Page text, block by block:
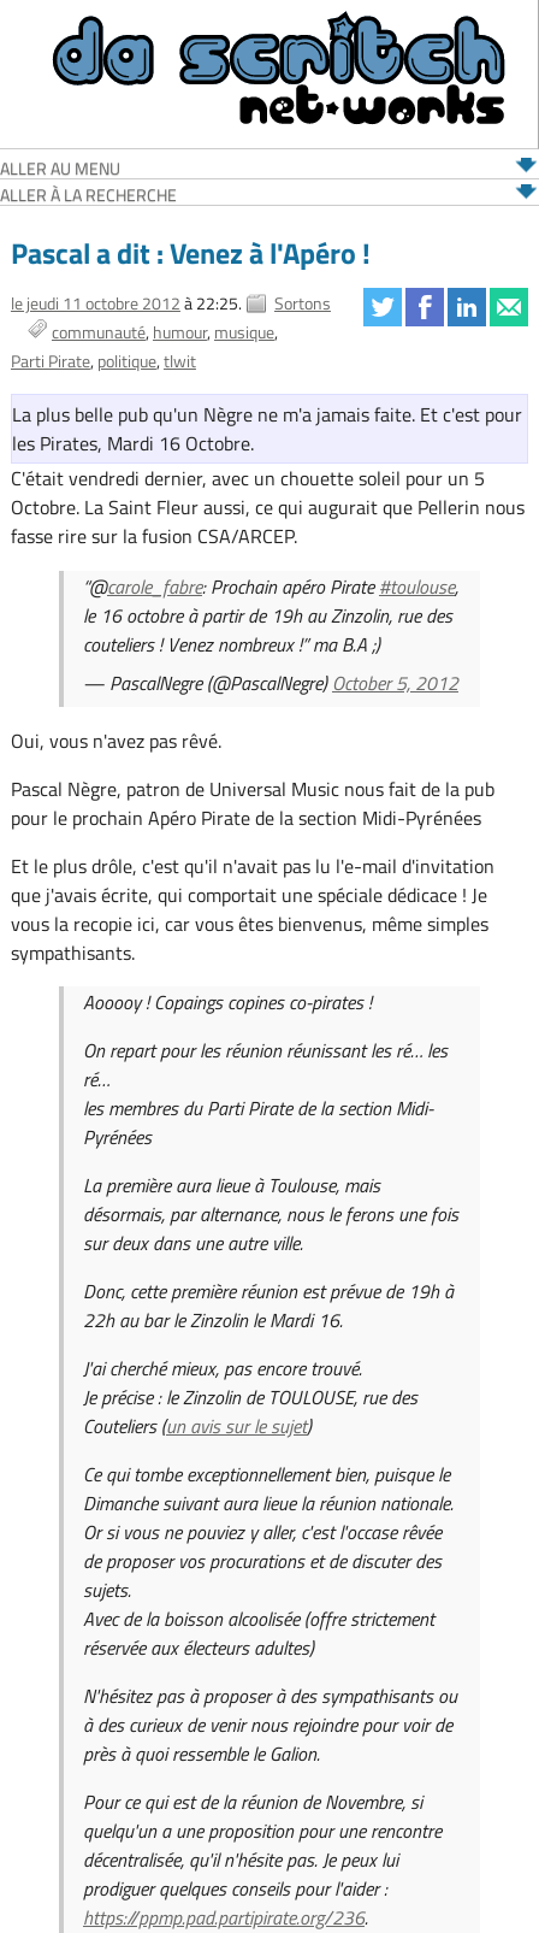
ALLER AU MENU
ALLER À LA RECHERCHE
Pascal a dit : Venez à l'Apéro !
le jeudi 11 octobre 2012à 22:25.
Sortons
communauté humour musique
Parti Pirate politique tlwit
La plus belle pub qu'un Nègre ne m'a jamais faite. Et c'est pour
les Pirates, Mardi 16 Octobre.
C'était vendredi dernier, avec un chouette soleil pour un 5
Octobre. La Saint Fleur aussi, ce qui augurait que Pellerin nous
fasse rire sur la fusion CSA/ARCEP.
“@carole_fabre: Prochain apéro Pirate#toulouse,
le 16 octobre à partir de 19h au Zinzolin, rue des
couteliers ! Venez nombreux !” ma B.A ;)
— PascalNegre (@PascalNegre) October 5, 2012
Oui, vous n'avez pas rêvé.
Pascal Nègre, patron de Universal Music nous fait de la pub
pour le prochain Apéro Pirate de la section Midi-Pyrénées
Et le plus drôle, c'est qu'il n'avait pas lu l'e-mail d'invitation
que j'avais écrite, qui comportait une spéciale dédicace ! Je
vous la recopie ici, car vous êtes bienvenus, même simples
sympathisants.
Aooooy ! Copaings copines co-pirates !
On repart pour les réunion réunissant les ré… les
ré…
les membres du Parti Pirate de la section Midi-
Pyrénées
La première aura lieue à Toulouse, mais
désormais, par alternance, nous le ferons une fois
sur deux dans une autre ville.
Donc, cette première réunion est prévue de 19h à
22h au bar le Zinzolin le Mardi 16.
J'ai cherché mieux, pas encore trouvé.
Je précise : le Zinzolin de TOULOUSE, rue des
Couteliers (un avis sur le sujet)
Ce qui tombe exceptionnellement bien, puisque le
Dimanche suivant aura lieue la réunion nationale.
Or si vous ne pouviez y aller, c'est l'occase rêvée
de proposer vos procurations et de discuter des
sujets.
Avec de la boisson alcoolisée (offre strictement
réservée aux électeurs adultes)
N'hésitez pas à proposer à des sympathisants ou
à des curieux de venir nous rejoindre pour voir de
près à quoi ressemble le Galion.
Pour ce qui est de la réunion de Novembre, si
quelqu'un a une proposition pour une rencontre
décentralisée, qu'il n'hésite pas. Je peux lui
prodiguer quelques conseils pour l'aider :
https://ppmp.pad.partipirate.org/236.